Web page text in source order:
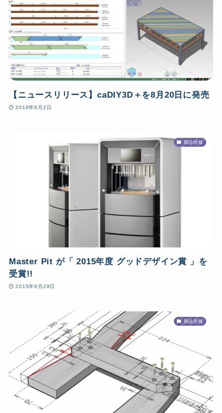
【ニュースリリース】caDIY3D＋を8月20日に発売
2016年8月2日
製品情報
Master Pit が「 2015年度 グッドデザイン賞 」を
受賞!!
2015年9月29日
製品情報